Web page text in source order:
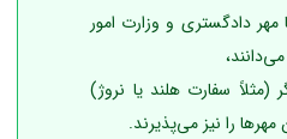
دادگستری و وزارت امور
سفارت هلند یا نروژ)
را نیز می‌پذیرند.